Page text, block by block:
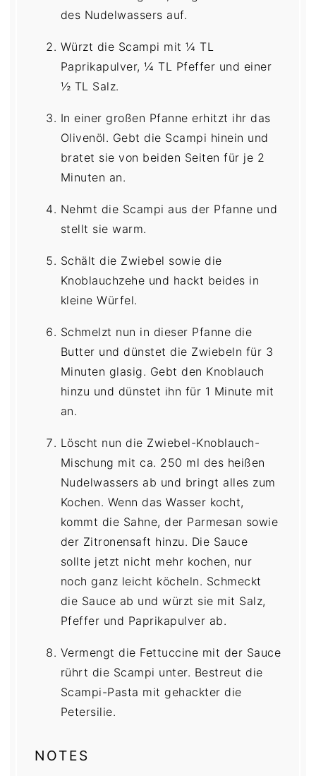
des Nudelwassers auf.
Würzt die Scampi mit ¼ TL
Paprikapulver, ¼ TL Pfeffer und einer
½ TL Salz.
In einer großen Pfanne erhitzt ihr das
Olivenöl. Gebt die Scampi hinein und
bratet sie von beiden Seiten für je 2
Minuten an.
Nehmt die Scampi aus der Pfanne und
stellt sie warm.
Schält die Zwiebel sowie die
Knoblauchzehe und hackt beides in
kleine Würfel.
Schmelzt nun in dieser Pfanne die
Butter und dünstet die Zwiebeln für 3
Minuten glasig. Gebt den Knoblauch
hinzu und dünstet ihn für 1 Minute mit
an.
Löscht nun die Zwiebel-Knoblauch-
Mischung mit ca. 250 ml des heißen
Nudelwassers ab und bringt alles zum
Kochen. Wenn das Wasser kocht,
kommt die Sahne, der Parmesan sowie
der Zitronensaft hinzu. Die Sauce
sollte jetzt nicht mehr kochen, nur
noch ganz leicht köcheln. Schmeckt
die Sauce ab und würzt sie mit Salz,
Pfeffer und Paprikapulver ab.
Vermengt die Fettuccine mit der Sauce
rührt die Scampi unter. Bestreut die
Scampi-Pasta mit gehackter die
Petersilie.
NOTES